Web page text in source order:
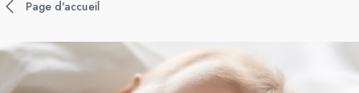
Page d'accueil